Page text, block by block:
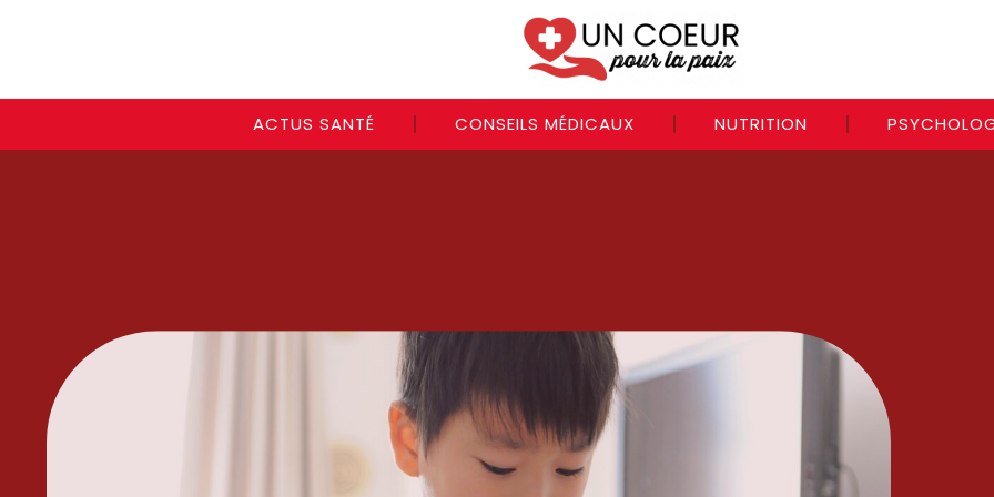
ACTUS SANTÉ CONSEILS MÉDICAUX NUTRITION